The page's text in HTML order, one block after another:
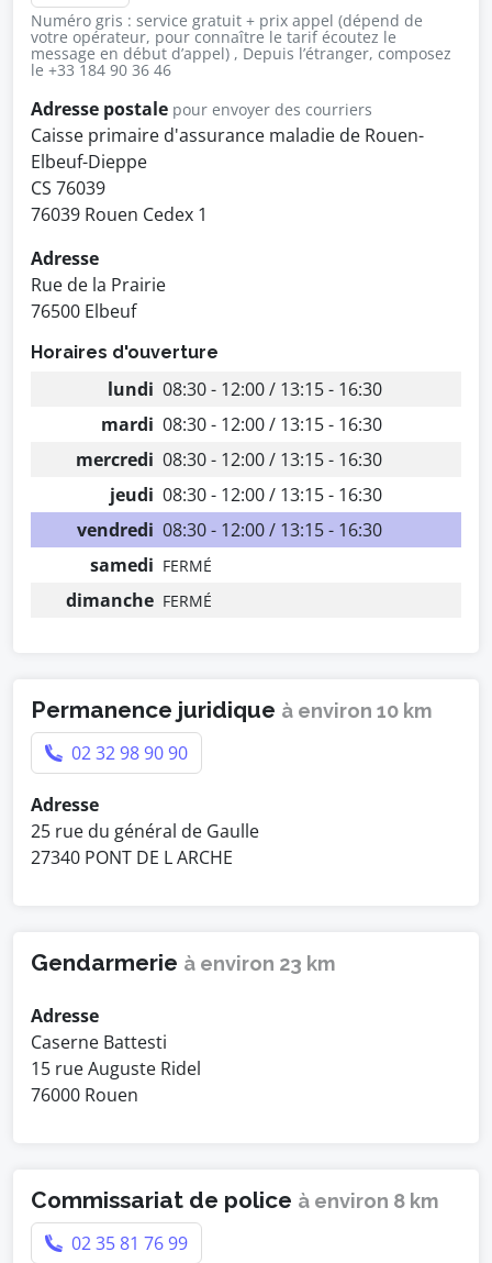
Numéro gris : service gratuit + prix appel (dépend de
votre opérateur, pour connaître le tarif écoutez le
message en début d’appel) , Depuis l’étranger, composez
le +33 184 90 36 46
Adresse postale pour envoyer des courriers
Caisse primaire d'assurance maladie de Rouen-
Elbeuf-Dieppe
CS 76039
76039 Rouen Cedex 1
Adresse
Rue de la Prairie
76500 Elbeuf
Horaires d'ouverture
lundi 08:30 - 12:00 / 13:15 - 16:30
mardi 08:30 - 12:00 / 13:15 - 16:30
mercredi 08:30 - 12:00 / 13:15 - 16:30
jeudi 08:30 - 12:00 / 13:15 - 16:30
vendredi 08:30 - 12:00 / 13:15 - 16:30
samedi FERMÉ
dimanche FERMÉ
Permanence juridique à environ 10 km
02 32 98 90 90
Adresse
25 rue du général de Gaulle
27340 PONT DE L ARCHE
Gendarmerie à environ 23 km
Adresse
Caserne Battesti
15 rue Auguste Ridel
76000 Rouen
Commissariat de police à environ 8 km
02 35 81 76 99